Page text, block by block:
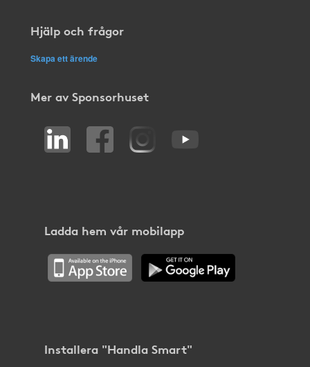
Hjälp och frågor
Skapa ett ärende
Mer av Sponsorhuset
Ladda hem vår mobilapp
Installera "Handla Smart"